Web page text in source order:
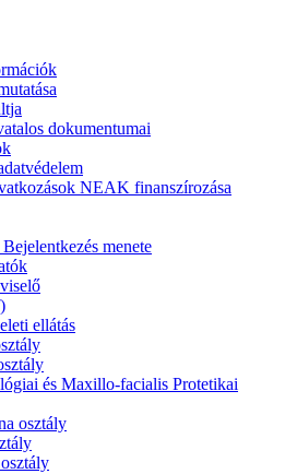
dokumentumai
NEAK finanszírozása
menete
ellátás
és Maxillo-facialis Protetikai
osztály